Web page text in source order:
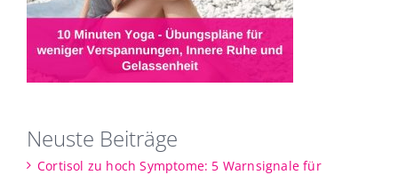
Neuste Beiträge
Cortisol zu hoch Symptome: 5 Warnsignale für